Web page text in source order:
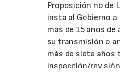
Proposición no de
insta al Gobierno a
más de 15 años
su transmisión o
más de siete años
inspección/